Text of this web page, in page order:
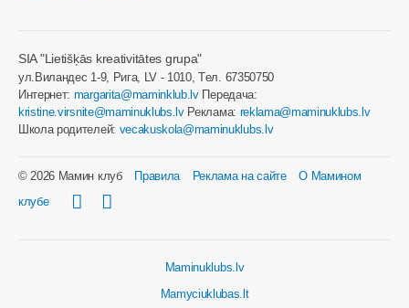
SIA "Lietišķās kreativitātes grupa"
ул.Виландес 1-9, Рига, LV - 1010, Tел. 67350750
Интернет: margarita@maminklub.lvПередача:
kristine.virsnite@maminuklubs.lvРеклама: reklama@maminuklubs.lv
Школа родителей: vecakuskola@maminuklubs.lv
© 2026 Мамин клуб Правила Реклама на сайте
О Мамином
клубе
Maminuklubs.lv
Mamyciuklubas.lt